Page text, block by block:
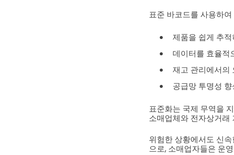
표준 바코드를 사용하
제품을 쉽게 추적
데이터를 효율적
재고 관리에서의
공급망 투명성
표준화는 국제 무역을
소매업체와 전자상거래
위험한 상황에서도 신
으로, 소매업자들은 운